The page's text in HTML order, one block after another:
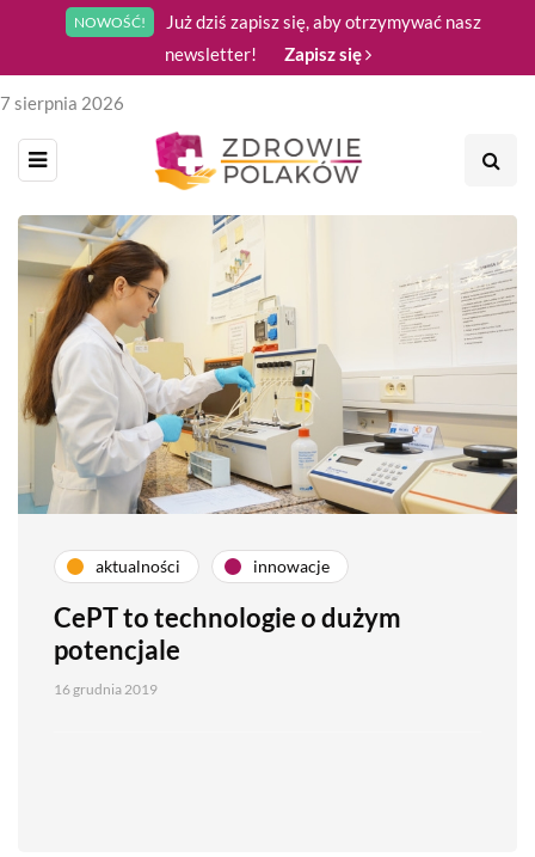
NOWOŚĆ!
Już dziś zapisz się, aby otrzymywać nasz
newsletter!
Zapisz się
7 sierpnia 2026
aktualności innowacje
CePT to technologie o dużym
potencjale
16 grudnia 2019